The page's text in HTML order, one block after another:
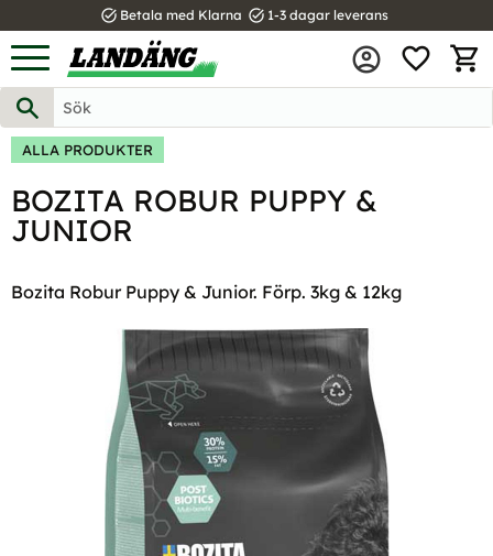
Meny
task_alt Betala med Klarna task_alt 1-3 dagar leverans
ALLA PRODUKTER
BOZITA ROBUR PUPPY &
JUNIOR
Bozita Robur Puppy & Junior. Förp. 3kg & 12kg